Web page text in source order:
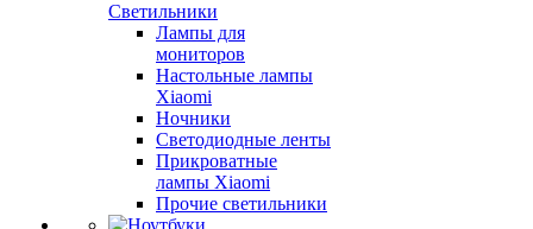
Светильники
Лампы для
мониторов
Настольные лампы
Xiaomi
Ночники
Светодиодные ленты
Прикроватные
лампы Xiaomi
Прочие светильники